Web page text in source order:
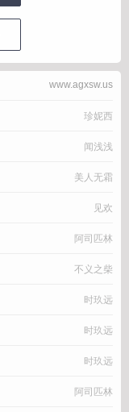
www.agxsw.us
珍妮西
闻浅浅
美人无霜
见欢
阿司匹林
不义之柴
时玖远
时玖远
时玖远
阿司匹林